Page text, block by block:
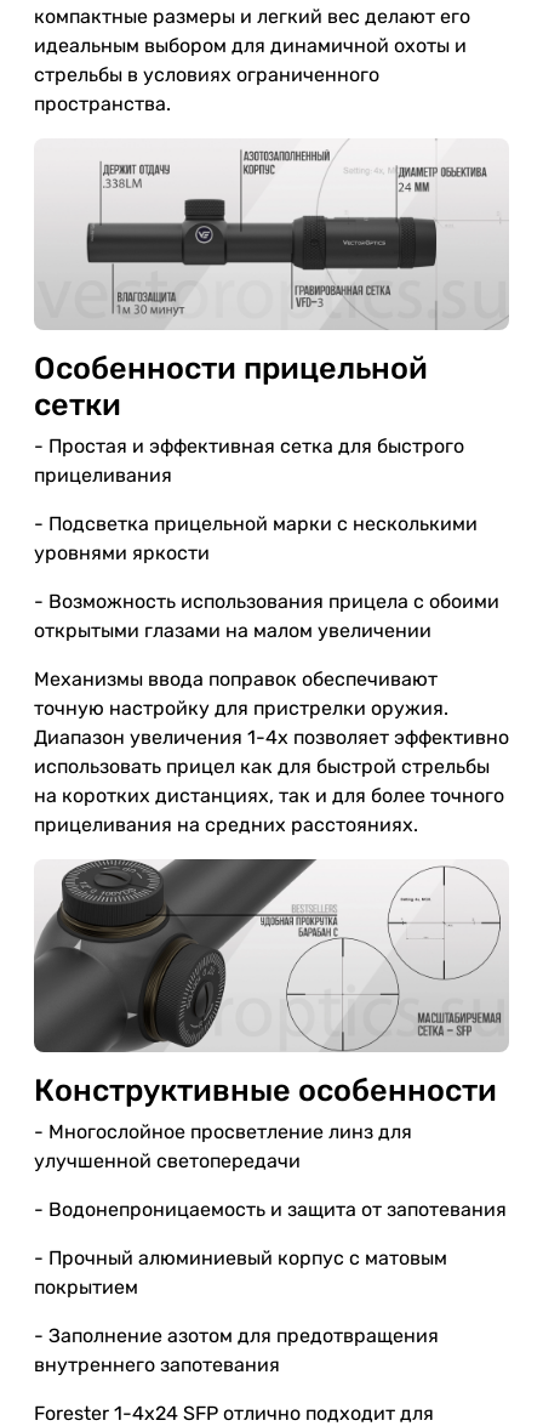
компактные размеры и легкий вес делают его
идеальным выбором для динамичной охоты и
стрельбы в условиях ограниченного
пространства.
Особенности прицельной
сетки
- Простая и эффективная сетка для быстрого
прицеливания
- Подсветка прицельной марки с несколькими
уровнями яркости
- Возможность использования прицела с обоими
открытыми глазами на малом увеличении
Механизмы ввода поправок обеспечивают
точную настройку для пристрелки оружия.
Диапазон увеличения 1-4x позволяет эффективно
использовать прицел как для быстрой стрельбы
на коротких дистанциях, так и для более точного
прицеливания на средних расстояниях.
Конструктивные особенности
- Многослойное просветление линз для
улучшенной светопередачи
- Водонепроницаемость и защита от запотевания
- Прочный алюминиевый корпус с матовым
покрытием
- Заполнение азотом для предотвращения
внутреннего запотевания
Forester 1-4x24 SFP отлично подходит для